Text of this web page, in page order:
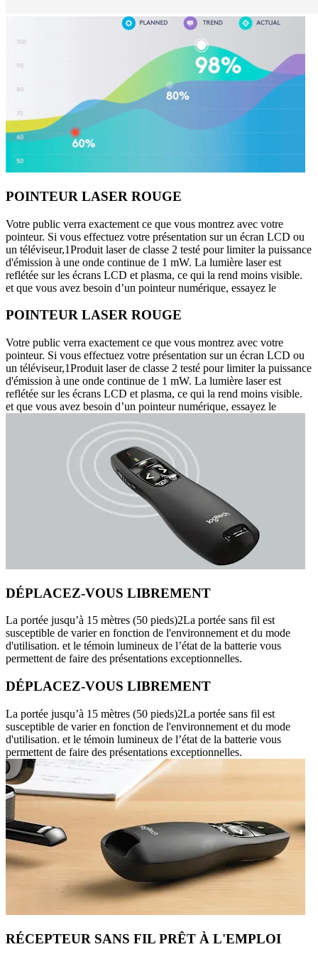
POINTEUR LASER ROUGE
Votre public verra exactement ce que vous montrez avec votre
pointeur. Si vous effectuez votre présentation sur un écran LCD ou
un téléviseur,1Produit laser de classe 2 testé pour limiter la puissance
d'émission à une onde continue de 1 mW. La lumière laser est
reflétée sur les écrans LCD et plasma, ce qui la rend moins visible.
et que vous avez besoin d’un pointeur numérique, essayez le
POINTEUR LASER ROUGE
Votre public verra exactement ce que vous montrez avec votre
pointeur. Si vous effectuez votre présentation sur un écran LCD ou
un téléviseur,1Produit laser de classe 2 testé pour limiter la puissance
d'émission à une onde continue de 1 mW. La lumière laser est
reflétée sur les écrans LCD et plasma, ce qui la rend moins visible.
et que vous avez besoin d’un pointeur numérique, essayez le
DÉPLACEZ-VOUS LIBREMENT
La portée jusqu’à 15 mètres (50 pieds)2La portée sans fil est
susceptible de varier en fonction de l'environnement et du mode
d'utilisation. et le témoin lumineux de l’état de la batterie vous
permettent de faire des présentations exceptionnelles.
DÉPLACEZ-VOUS LIBREMENT
La portée jusqu’à 15 mètres (50 pieds)2La portée sans fil est
susceptible de varier en fonction de l'environnement et du mode
d'utilisation. et le témoin lumineux de l’état de la batterie vous
permettent de faire des présentations exceptionnelles.
RÉCEPTEUR SANS FIL PRÊT À L'EMPLOI